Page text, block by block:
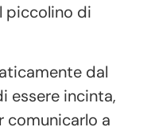
piccolino di
dal
essere incinta,
comunicarlo a